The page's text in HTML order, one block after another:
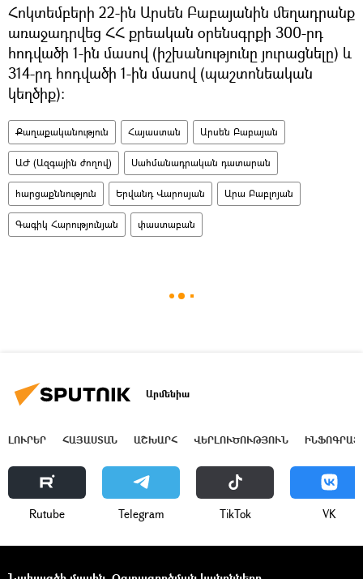
Հոկտեմբերի 22-ին Արսեն Բաբայանին մեղադրանք
առաջադրվեց ՀՀ քրեական օրենսգրքի 300-րդ
հոդվածի 1-ին մասով (իշխանությունը յուրացնելը) և
314-րդ հոդվածի 1-ին մասով (պաշտոնեական
կեղծիք)։
Քաղաքականություն Հայաստան Արսեն Բաբայան
ԱԺ (Ազգային ժողով) Սահմանադրական դատարան
հարցաքննություն Երվանդ Վարոսյան Արա Բաբլոյան
Գագիկ Հարությունյան փաստաբան
Արմենիա
ԼՈՒՐԵՐ ՀԱՅԱՍՏԱՆ ԱՇԽԱՐՀ ՎԵՐԼՈՒԾՈՒԹՅՈՒՆ
Rutube Telegram ТikТоk VK